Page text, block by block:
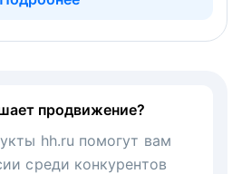
продвижение?
hh.ru помогут вам
среди конкурентов